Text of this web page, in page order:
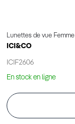
Lunettes de vue Femme
ICI&CO
ICIF2606
En stock en ligne